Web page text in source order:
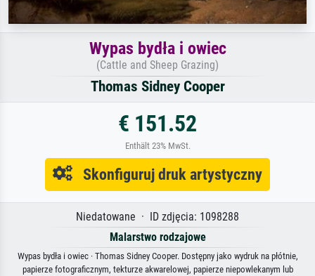
Wypas bydła i owiec
(Cattle and Sheep Grazing)
Thomas Sidney Cooper
€ 151.52
Enthält 23% MwSt.
Skonfiguruj druk artystyczny
Niedatowane · ID zdjęcia: 1098288
Malarstwo rodzajowe
Wypas bydła i owiec · Thomas Sidney Cooper. Dostępny jako wydruk na płótnie,
papierze fotograficznym, tekturze akwarelowej, papierze niepowlekanym lub